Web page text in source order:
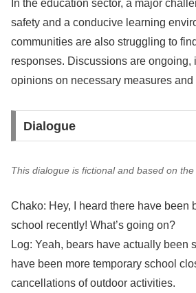
In the education sector, a major
safety and a conducive learning
communities are also struggling to
responses. Discussions are ongoing,
opinions on necessary measures and
Dialogue
This dialogue is fictional and based on the
Chako: Hey, I heard there have been
school recently! What’s going on?
Log: Yeah, bears have actually been
have been more temporary school
cancellations of outdoor activities.